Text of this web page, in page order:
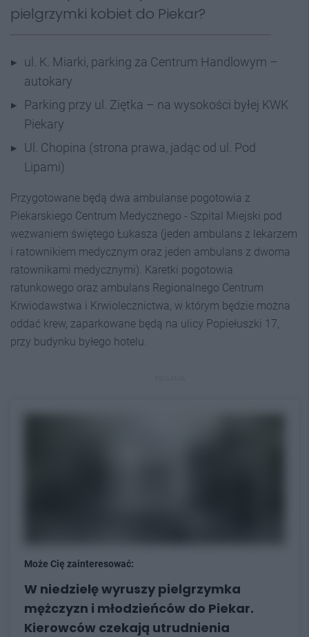
pielgrzymki kobiet do Piekar?
ul. K. Miarki, parking za Centrum Handlowym –
autokary
Parking przy ul Ziętka – na wysokości byłej KWK
Piekary
Ul. Chopina (strona prawa, jadąc od ul Pod
Lipami)
Przygotowane będą dwa ambulanse pogotowia z
Piekarskiego Centrum Medycznego - Szpital Miejski pod
wezwaniem świętego Łukasza (jeden ambulans z lekarzem
i ratownikiem medycznym oraz jeden ambulans z dwoma
ratownikami medycznymi). Karetki pogotowia
ratunkowego oraz ambulans Regionalnego Centrum
Krwiodawstwa i Krwiolecznictwa, w którym będzie można
oddać krew, zaparkowane będą na ulicy Popiełuszki 17,
przy budynku byłego hotelu.
Może Cię zainteresować:
W niedzielę wyruszy pielgrzymka
mężczyzn i młodzieńców do Piekar.
Kierowców czekają utrudnienia